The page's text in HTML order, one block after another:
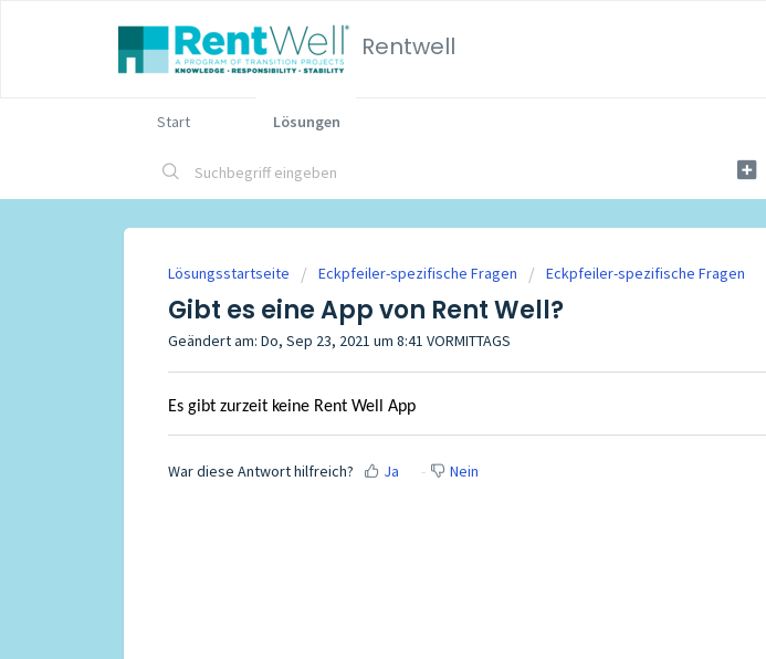
Rentwell
Start Lösungen
Lösungsstartseite Eckpfeiler-spezifische Fragen Eckpfeiler-spezifische Fragen
Gibt es eine App von Rent Well?
Geändert am: Do, Sep 23, 2021 um 8:41 VORMITTAGS
Es gibt zurzeit keine Rent Well App
War diese Antwort hilfreich? Ja Nein